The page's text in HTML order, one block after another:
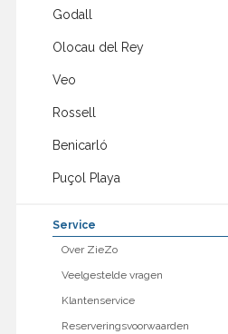
Godall
Olocau del Rey
Veo
Rossell
Benicarló
Puçol Playa
Service
Over ZieZo
Veelgestelde vragen
Klantenservice
Reserveringsvoorwaarden